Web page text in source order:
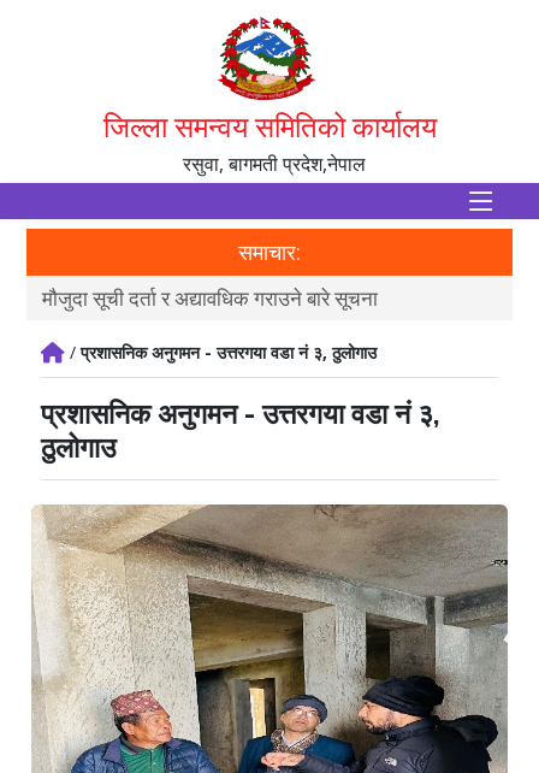
जिल्ला समन्वय समितिको कार्यालय
रसुवा, बागमती प्रदेश,नेपाल
समाचार:
मौजुदा सूची दर्ता र अद्यावधिक गराउने बारे सूचना
/प्रशासनिक अनुगमन - उत्तरगया वडा नं ३, ठुलोगाउ
प्रशासनिक अनुगमन - उत्तरगया वडा नं ३,
ठुलोगाउ